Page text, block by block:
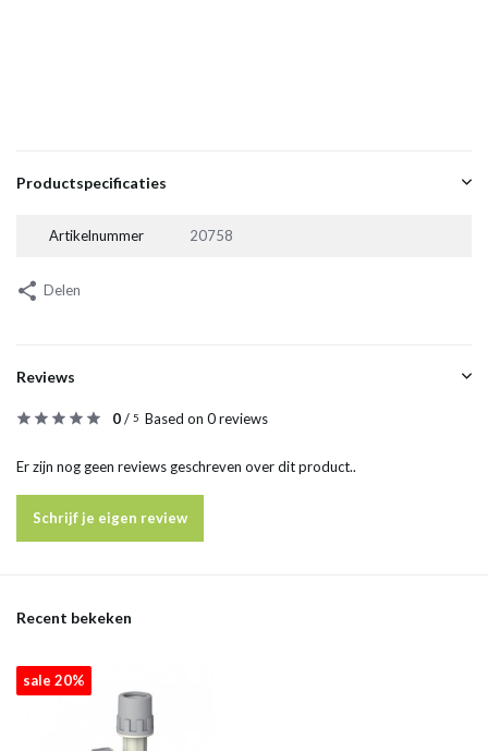
Productspecificaties
Artikelnummer 20758
Delen
Reviews
0/ 5 Based on 0 reviews
Er zijn nog geen reviews geschreven over dit product..
Schrijf je eigen review
Recent bekeken
sale 20%